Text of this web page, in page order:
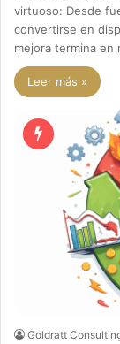
virtuoso: Desde
convertirse en
mejora termina
Leer más »
Goldratt